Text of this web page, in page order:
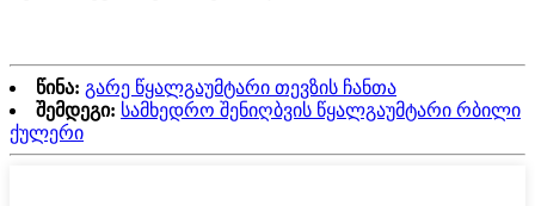
წინა: გარე წყალგაუმტარი თევზის ჩანთა
შემდეგი: სამხედრო შენიღბვის წყალგაუმტარი რბილი
ქულერი